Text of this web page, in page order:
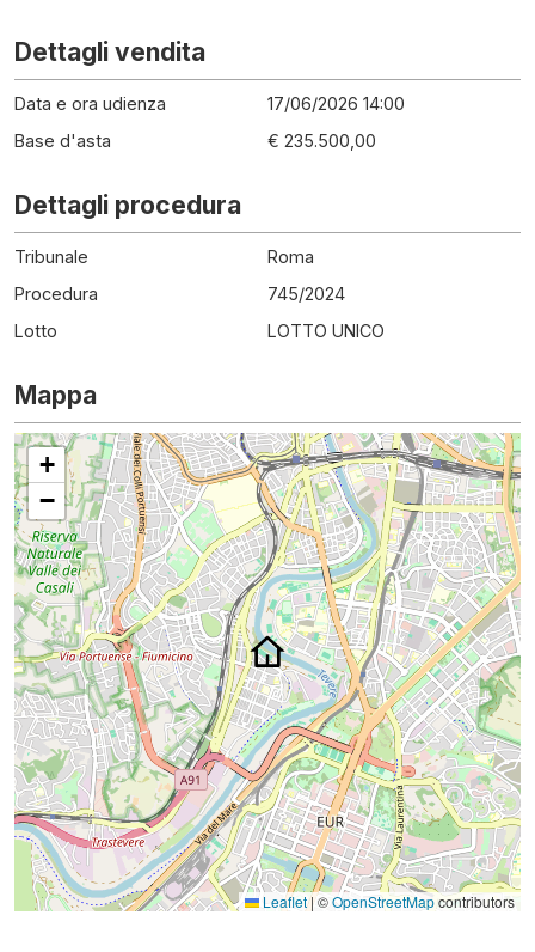
Dettagli vendita
Data e ora udienza
17/06/2026 14:00
Base d'asta
€ 235.500,00
Dettagli procedura
Tribunale
Roma
Procedura
745/2024
Lotto
LOTTO UNICO
Mappa
+
−
Leaflet |©OpenStreetMapcontributors